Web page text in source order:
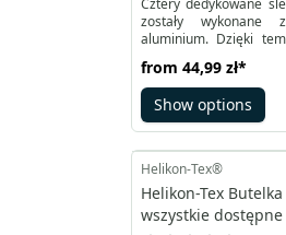
Cztery dedykowane
zostały wykonane
aluminium. Dzięki
trójramienny kształt
stabilność po wbiciu w
ułatwia wbijanie.
pętlę z linki w
from 44,99 zł*
Show options
Helikon-Tex®
Helikon-Tex
wszystkie